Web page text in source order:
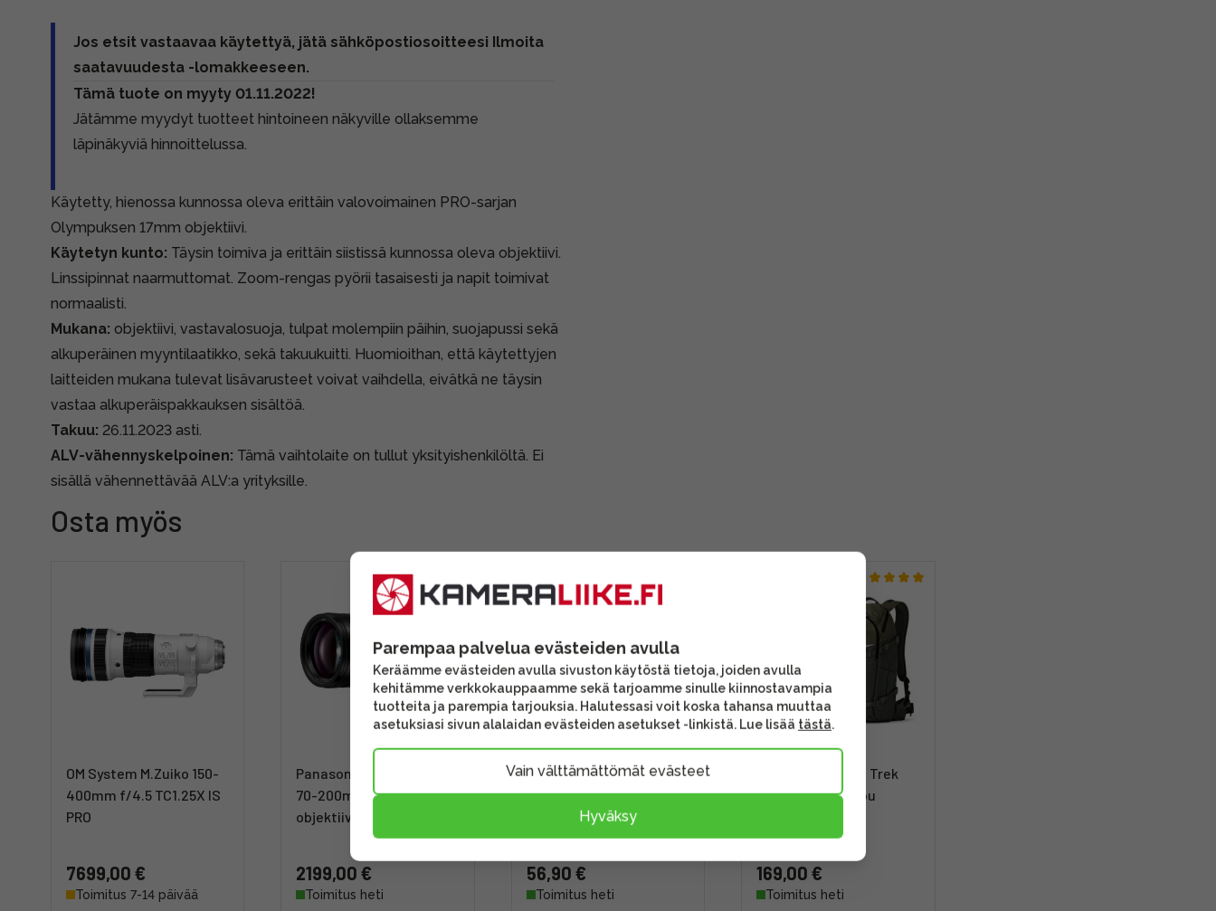
Jos etsit vastaavaa käytettyä, jätä sähköpostiosoitteesi Ilmoita
saatavuudesta -lomakkeeseen.
Tämä tuote on myyty 01.11.2022!
Jätämme myydyt tuotteet hintoineen näkyville ollaksemme
läpinäkyviä hinnoittelussa.
Käytetty, hienossa kunnossa oleva erittäin valovoimainen PRO-sarjan
Olympuksen 17mm objektiivi.
Käytetyn kunto: Täysin toimiva ja erittäin siistissä kunnossa oleva objektiivi.
Linssipinnat naarmuttomat. Zoom-rengas pyörii tasaisesti ja napit toimivat
normaalisti.
Mukana: objektiivi, vastavalosuoja, tulpat molempiin päihin, suojapussi sekä
alkuperäinen myyntilaatikko, sekä takuukuitti. Huomioithan, että käytettyjen
laitteiden mukana tulevat lisävarusteet voivat vaihdella, eivätkä ne täysin
vastaa alkuperäispakkauksen sisältöä.
Takuu: 26.11.2023 asti.
ALV-vähennyskelpoinen: Tämä vaihtolaite on tullut yksityishenkilöltä. Ei
sisällä vähennettävää ALV:a yrityksille.
Osta myös
OM System M.Zuiko 150-
400mm f/4.5 TC1.25X IS
PRO
7699,00 €
Toimitus 7-14 päivää
Panasonic Lumix S PRO
70-200mm f/2.8 OIS -
objektiivi
2199,00 €
Toimitus heti
Canon LC-E6E akkulaturi
(LP-E6 / LP-E6N)
56,90 €
Toimitus heti
Lowepro Flipside Trek
350 -kamerareppu
169,00 €
Toimitus heti
Parempaa palvelua evästeiden avulla
Keräämme evästeiden avulla sivuston käytöstä tietoja, joiden avulla
kehitämme verkkokauppaamme sekä tarjoamme sinulle kiinnostavampia
tuotteita ja parempia tarjouksia. Halutessasi voit koska tahansa muuttaa
asetuksiasi sivun alalaidan evästeiden asetukset -linkistä. Lue lisää tästä.
Vain välttämättömät evästeet
Hyväksy